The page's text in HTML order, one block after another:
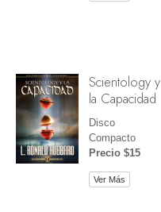
Scientology y
la Capacidad
Disco
Compacto
Precio $15
Ver Más